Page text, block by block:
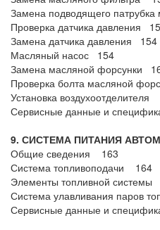
Замена подводящего
Проверка датчика давления
Замена датчика давления 154
Масляный насос 154
Замена масляной форсунки
Проверка болта масляной
Установка
Сервисные данные и
9. СИСТЕМА ПИТАНИЯ
Общие сведения 163
Система топливоподачи 164
Элементы топливной системы
Система улавливания паров
Сервисные данные и